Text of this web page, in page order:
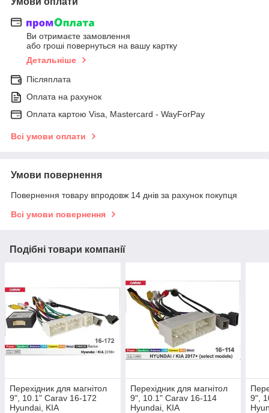
Ви отримаєте замовлення
або гроші повернуться на вашу картку
Детальніше
Післяплата
Оплата на рахунок
Оплата картою Visa, Mastercard - WayForPay
Всі умови оплати
Умови повернення
Повернення товару впродовж 14 днів за рахунок покупця
Всі умови повернення
Подібні товари компанії
Перехідник для магнітол
9", 10.1" Carav 16-172
Hyundai, KIA
Перехідник для магнітол
9", 10.1" Carav 16-114
Hyundai, KIA
9",